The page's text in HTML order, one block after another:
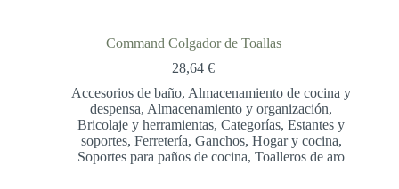
Command Colgador de Toallas
28,64€
Accesorios de baño, Almacenamiento de cocina y
despensa, Almacenamiento y organización,
Bricolaje y herramientas,Categorías,Estantes y
soportes, Ferretería, Ganchos, Hogar y cocina,
Soportes para paños de cocina,Toalleros de aro